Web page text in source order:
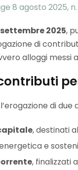
8 agosto 2025, n.
2025,
di
alloggi messi
di
, destinati
e
, finalizzati